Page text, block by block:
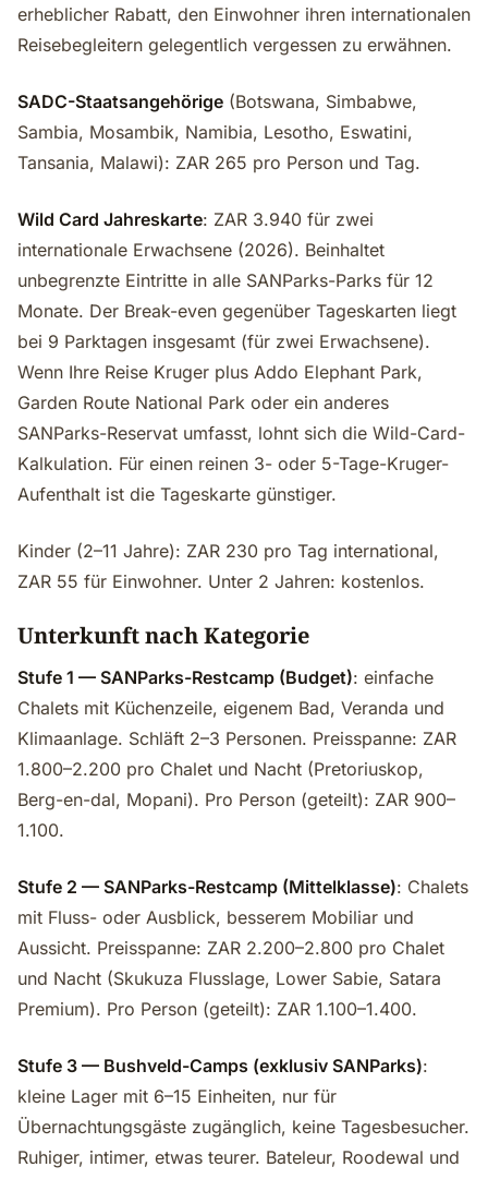
erheblicher Rabatt, den Einwohner ihren internationalen
Reisebegleitern gelegentlich vergessen zu erwähnen.
SADC-Staatsangehörige (Botswana, Simbabwe,
Sambia, Mosambik, Namibia, Lesotho, Eswatini,
Tansania, Malawi): ZAR 265 pro Person und Tag.
Wild Card Jahreskarte: ZAR 3.940 für zwei
internationale Erwachsene (2026). Beinhaltet
unbegrenzte Eintritte in alle SANParks-Parks für 12
Monate. Der Break-even gegenüber Tageskarten liegt
bei 9 Parktagen insgesamt (für zwei Erwachsene).
Wenn Ihre Reise Kruger plus Addo Elephant Park,
Garden Route National Park oder ein anderes
SANParks-Reservat umfasst, lohnt sich die Wild-Card-
Kalkulation. Für einen reinen 3- oder 5-Tage-Kruger-
Aufenthalt ist die Tageskarte günstiger.
Kinder (2–11 Jahre): ZAR 230 pro Tag international,
ZAR 55 für Einwohner. Unter 2 Jahren: kostenlos.
Unterkunft nach Kategorie
Stufe 1 — SANParks-Restcamp (Budget): einfache
Chalets mit Küchenzeile, eigenem Bad, Veranda und
Klimaanlage. Schläft 2–3 Personen. Preisspanne: ZAR
1.800–2.200 pro Chalet und Nacht (Pretoriuskop,
Berg-en-dal, Mopani). Pro Person (geteilt): ZAR 900–
1.100.
Stufe 2 — SANParks-Restcamp (Mittelklasse): Chalets
mit Fluss- oder Ausblick, besserem Mobiliar und
Aussicht. Preisspanne: ZAR 2.200–2.800 pro Chalet
und Nacht (Skukuza Flusslage, Lower Sabie, Satara
Premium). Pro Person (geteilt): ZAR 1.100–1.400.
Stufe 3 — Bushveld-Camps (exklusiv SANParks):
kleine Lager mit 6–15 Einheiten, nur für
Übernachtungsgäste zugänglich, keine Tagesbesucher.
Ruhiger, intimer, etwas teurer. Bateleur, Roodewal und